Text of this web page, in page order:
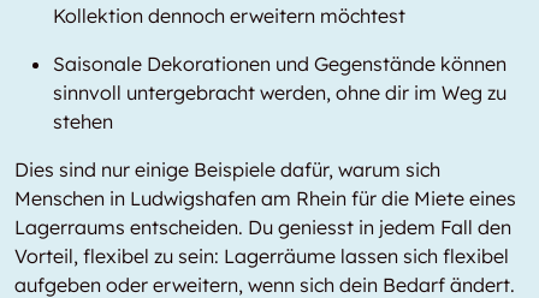
Kollektion dennoch erweitern möchtest
Saisonale Dekorationen und Gegenstände können
sinnvoll untergebracht werden, ohne dir im Weg zu
stehen
Dies sind nur einige Beispiele dafür, warum sich
Menschen in Ludwigshafen am Rhein für die Miete eines
Lagerraums entscheiden. Du geniesst in jedem Fall den
Vorteil, flexibel zu sein: Lagerräume lassen sich flexibel
aufgeben oder erweitern, wenn sich dein Bedarf ändert.